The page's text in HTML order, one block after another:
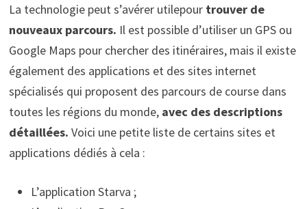
La technologie peut s’avérer utilepourtrouver de
nouveaux parcours. Il est possible d’utiliser un GPS ou
Google Maps pour chercher des itinéraires, mais il existe
également des applications et des sites internet
spécialisés qui proposent des parcours de course dans
toutes les régions du monde, avec des descriptions
détaillées. Voici une petite liste de certains sites et
applications dédiés à cela :
L’application Starva ;